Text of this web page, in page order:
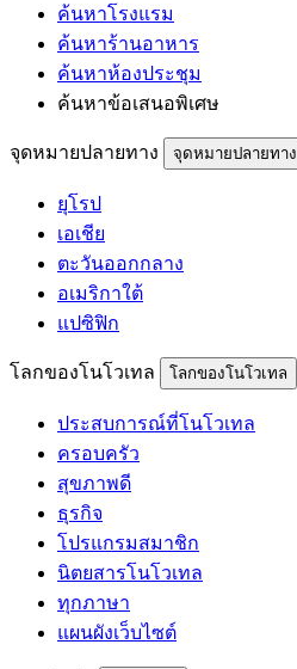
ค้นหาโรงแรม
ค้นหาร้านอาหาร
ค้นหาห้องประชุม
ค้นหาข้อเสนอพิเศษ
จุดหมายปลายทาง จุดหมายปลายทาง
ยุโรป
เอเชีย
ตะวันออกกลาง
อเมริกาใต้
แปซิฟิก
โลกของโนโวเทล โลกของโนโวเทล
ประสบการณ์ที่โนโวเทล
ครอบครัว
สุขภาพดี
ธุรกิจ
โปรแกรมสมาชิก
นิตยสารโนโวเทล
ทุกภาษา
แผนผังเว็บไซต์